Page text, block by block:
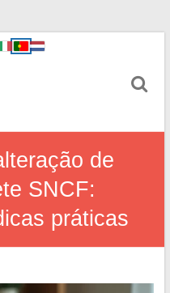
de
SNCF:
práticas